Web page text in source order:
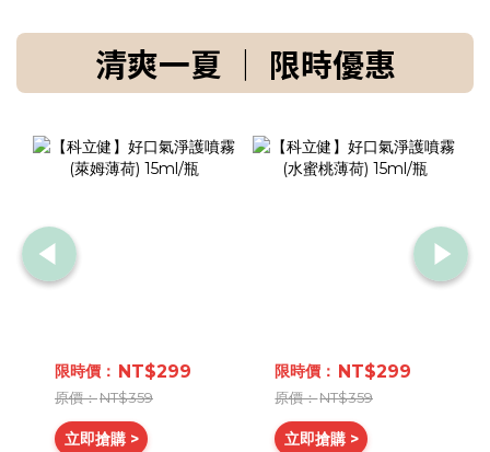
清爽一夏 │ 限時優惠
NT$299
NT$359
NT$299
NT$359